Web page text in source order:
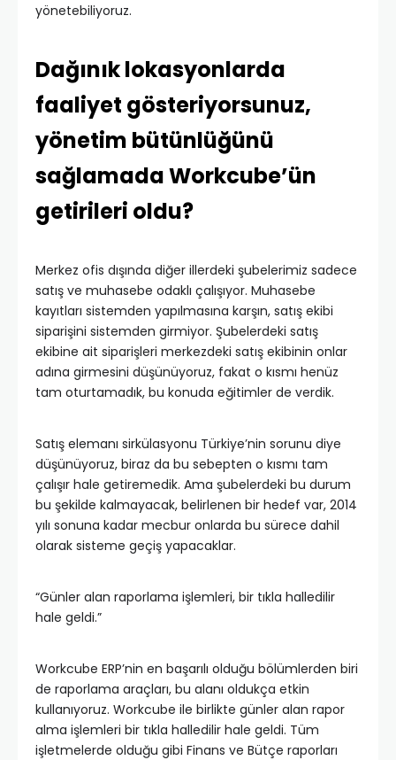
yönetebiliyoruz.
Dağınık lokasyonlarda
faaliyet gösteriyorsunuz,
yönetim bütünlüğünü
sağlamada Workcube’ün
getirileri oldu?
Merkez ofis dışında diğer illerdeki şubelerimiz sadece
satış ve muhasebe odaklı çalışıyor. Muhasebe
kayıtları sistemden yapılmasına karşın, satış ekibi
siparişini sistemden girmiyor. Şubelerdeki satış
ekibine ait siparişleri merkezdeki satış ekibinin onlar
adına girmesini düşünüyoruz, fakat o kısmı henüz
tam oturtamadık, bu konuda eğitimler de verdik.
Satış elemanı sirkülasyonu Türkiye’nin sorunu diye
düşünüyoruz, biraz da bu sebepten o kısmı tam
çalışır hale getiremedik. Ama şubelerdeki bu durum
bu şekilde kalmayacak, belirlenen bir hedef var, 2014
yılı sonuna kadar mecbur onlarda bu sürece dahil
olarak sisteme geçiş yapacaklar.
“Günler alan raporlama işlemleri, bir tıkla halledilir
hale geldi.”
Workcube ERP’nin en başarılı olduğu bölümlerden biri
de raporlama araçları, bu alanı oldukça etkin
kullanıyoruz. Workcube ile birlikte günler alan rapor
alma işlemleri bir tıkla halledilir hale geldi. Tüm
işletmelerde olduğu gibi Finans ve Bütçe raporları